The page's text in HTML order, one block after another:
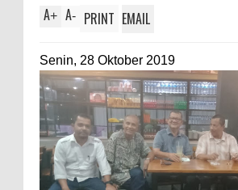
A+ A- PRINT EMAIL
Senin, 28 Oktober 2019